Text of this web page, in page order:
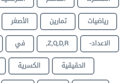
الأصغر تمارين
رياضيات
في ,Z,Q,D,R
-الاعداد
الكسرية
الحقيقية